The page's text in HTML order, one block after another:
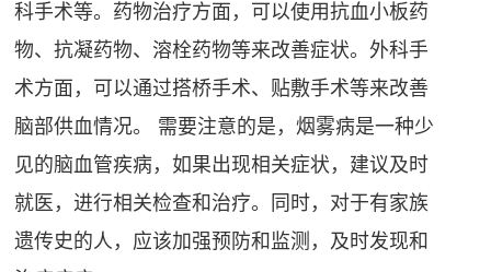
科手术等。药物治疗方面，可以使用抗血小板药
物、抗凝药物、溶栓药物等来改善症状。外科手
术方面，可以通过搭桥手术、贴敷手术等来改善
脑部供血情况。 需要注意的是，烟雾病是一种少
见的脑血管疾病，如果出现相关症状，建议及时
就医，进行相关检查和治疗。同时，对于有家族
遗传史的人，应该加强预防和监测，及时发现和